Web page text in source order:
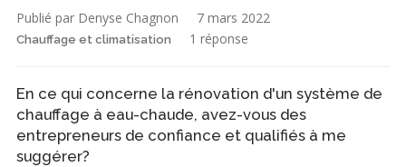
Publié par Denyse Chagnon 7 mars 2022
Chauffage et climatisation 1 réponse
En ce qui concerne la rénovation d'un système de
chauffage à eau-chaude, avez-vous des
entrepreneurs de confiance et qualifiés à me
suggérer?